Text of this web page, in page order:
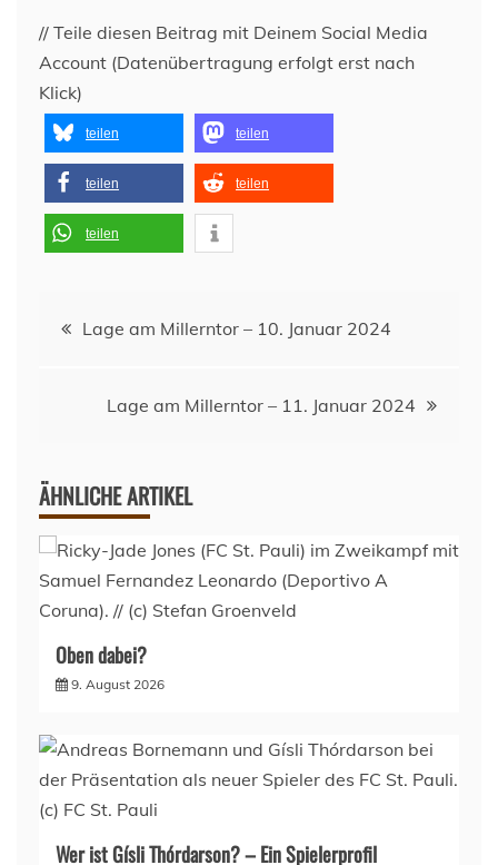
// Teile diesen Beitrag mit Deinem Social Media
Account (Datenübertragung erfolgt erst nach
Klick)
teilen teilen
teilen teilen
teilen
Beitragsnavigation
Lage am Millerntor – 10. Januar 2024
Lage am Millerntor – 11. Januar 2024
ÄHNLICHE ARTIKEL
Oben dabei?
9. August 2026
Wer ist Gísli Thórdarson? – Ein Spielerprofil